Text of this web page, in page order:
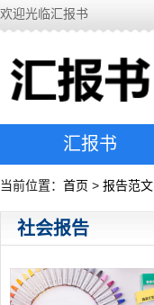
欢迎光临汇报书
汇报书
当前位置： 首页 > 报告范文
社会报告